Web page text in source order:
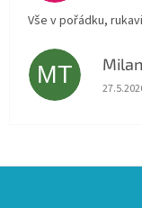
Vše v pořádku,
MT